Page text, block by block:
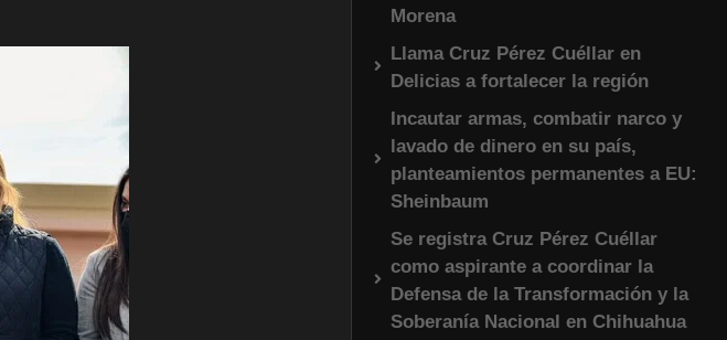
Morena
Llama Cruz Pérez Cuéllar en
Delicias a fortalecer la región
Incautar armas, combatir narco y
lavado de dinero en su país,
planteamientos permanentes a EU:
Sheinbaum
Se registra Cruz Pérez Cuéllar
como aspirante a coordinar la
Defensa de la Transformación y la
Soberanía Nacional en Chihuahua